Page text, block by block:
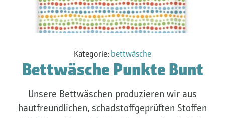
Kategorie: bettwäsche
Bettwäsche Punkte Bunt
Unsere Bettwäschen produzieren wir aus
hautfreundlichen, schadstoffgeprüften Stoffen